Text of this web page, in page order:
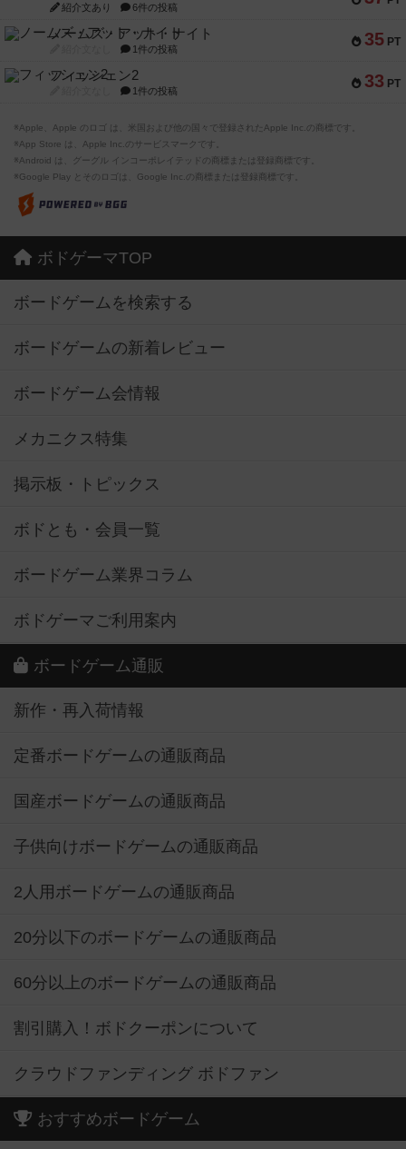
紹介文あり 6件の投稿
35 PT
ノームズ・アット・ナイト
1件の投稿
33 PT
フィッシェン2
1件の投稿
※Apple、Apple のロゴ は、米国および他の国々で登録されたApple Inc.の商標です。
※App Store は、Apple Inc.のサービスマークです。
※Android は、グーグル インコーポレイテッドの商標または登録商標です。
※Google Play とそのロゴは、Google Inc.の商標または登録商標です。
ボドゲーマTOP
ボードゲームを検索する
ボードゲームの新着レビュー
ボードゲーム会情報
メカニクス特集
掲示板・トピックス
ボドとも・会員一覧
ボードゲーム業界コラム
ボドゲーマご利用案内
ボードゲーム通販
新作・再入荷情報
定番ボードゲームの通販商品
国産ボードゲームの通販商品
子供向けボードゲームの通販商品
2人用ボードゲームの通販商品
20分以下のボードゲームの通販商品
60分以上のボードゲームの通販商品
割引購入！ボドクーポンについて
クラウドファンディング ボドファン
おすすめボードゲーム